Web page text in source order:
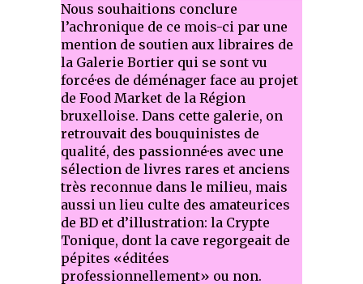
Nous souhaitions conclure
l’achronique de ce mois-ci par une
mention de soutien aux libraires de
la Galerie Bortier qui se sont vu
forcé·es de déménager face au projet
de Food Market de la Région
bruxelloise. Dans cette galerie, on
retrouvait des bouquinistes de
qualité, des passionné·es avec une
sélection de livres rares et anciens
très reconnue dans le milieu, mais
aussi un lieu culte des amateurices
de BD et d’illustration: la Crypte
Tonique, dont la cave regorgeait de
pépites «éditées
professionnellement» ou non.